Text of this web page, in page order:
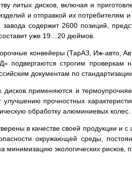
литых дисков, включая и
и отправкой их
содержит 2600 позиций,
уже 19…20 дюймов.
конвейеры (ТарАЗ, Иж-авто,
подвергаются строгим проверкам
документам по стандартизации.
применяются и
прочностных
обработку алюминиевых колес.
в качестве своей продукции и
окружающей среды,
экологических рисков,